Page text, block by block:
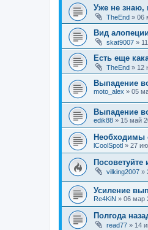
Уже не знаю,
TheEnd » 06
Вид алопеции
skat9007 »
Есть еще
TheEnd » 12
Выпадение
moto_alex » 05
Выпадение
edik88 » 15 май
Необходимы
lCoolSpotl » 27
Посоветуйте
vilking2007 »
Усиление
Re4KiN » 06 мар
Полгода
read77 » 14